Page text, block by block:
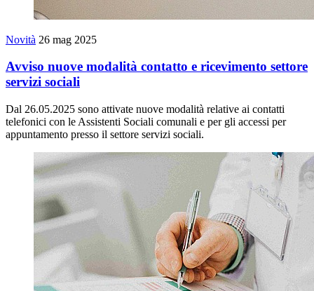
Novità 26 mag 2025
Avviso nuove modalità contatto e ricevimento settore
servizi sociali
Dal 26.05.2025 sono attivate nuove modalità relative ai contatti
telefonici con le Assistenti Sociali comunali e per gli accessi per
appuntamento presso il settore servizi sociali.